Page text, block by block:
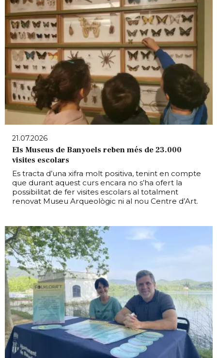
21.07.2026
Els Museus de Banyoels reben més de 23.000
visites escolars
Es tracta d’una xifra molt positiva, tenint en compte
que durant aquest curs encara no s’ha ofert la
possibilitat de fer visites escolars al totalment
renovat Museu Arqueològic ni al nou Centre d’Art.